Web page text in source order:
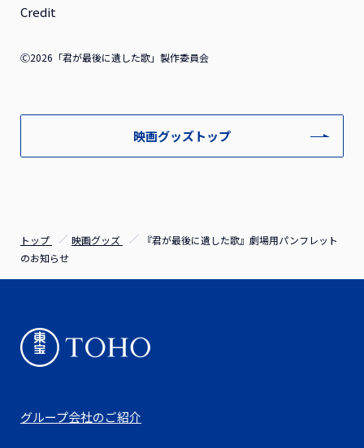
Credit
Ⓒ2026「君が最後に遺した歌」製作委員会
映画グッズトップ
トップ 映画グッズ
『君が最後に遺した歌』劇場用パンフレット
のお知らせ
グループ会社のご紹介